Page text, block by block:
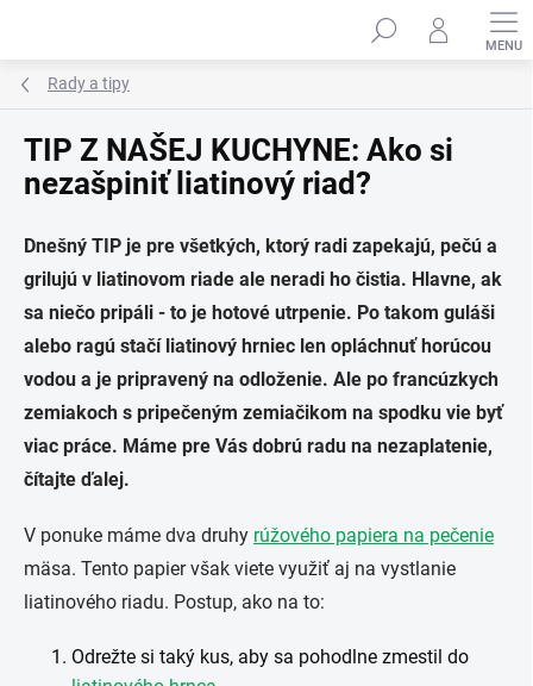
Rady a tipy
TIP Z NAŠEJ KUCHYNE: Ako si
nezašpiniť liatinový riad?
Dnešný TIP je pre všetkých, ktorý radi zapekajú, pečú a
grilujú v liatinovom riade ale neradi ho čistia. Hlavne, ak
sa niečo pripáli - to je hotové utrpenie. Po takom guláši
alebo ragú stačí liatinový hrniec len opláchnuť horúcou
vodou a je pripravený na odloženie. Ale po francúzkych
zemiakoch s pripečeným zemiačikom na spodku vie byť
viac práce. Máme pre Vás dobrú radu na nezaplatenie,
čítajte ďalej.
V ponuke máme dva druhy rúžového papiera na pečenie
mäsa. Tento papier však viete využiť aj na vystlanie
liatinového riadu. Postup, ako na to:
Odrežte si taký kus, aby sa pohodlne zmestil do